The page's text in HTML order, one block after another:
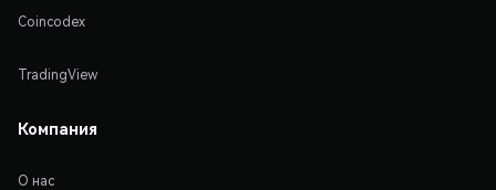
Coincodex
TradingView
Компания
О нас